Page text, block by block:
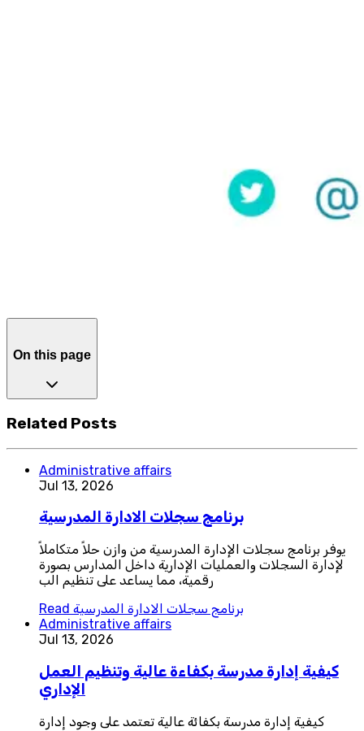
On this page
Related Posts
Administrative affairs
Jul 13, 2026
برنامج سجلات الادارة المدرسية
يوفر برنامج سجلات الإدارة المدرسية من وازن حلاً متكاملاً
لإدارة السجلات والعمليات الإدارية داخل المدارس بصورة
رقمية، مما يساعد على تنظيم الب
Read برنامج سجلات الادارة المدرسية
Administrative affairs
Jul 13, 2026
كيفية إدارة مدرسة بكفاءة عالية وتنظيم العمل
الإداري
كيفية إدارة مدرسة بكفائة عالية تعتمد على وجود إدارة